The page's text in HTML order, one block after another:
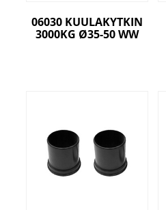
06030 KUULAKYTKIN
3000KG Ø35-50 WW